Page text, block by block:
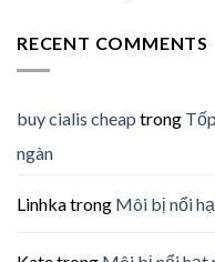
RECENT COMMENTS
buy cialis cheap trong
ngàn
Linhkatrong Môi bị nổi